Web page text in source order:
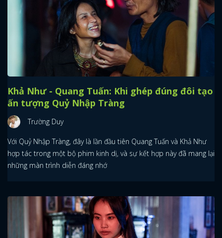
Khả Như - Quang Tuấn: Khi ghép đúng đôi tạo
ấn tượng Quỷ Nhập Tràng
Trường Duy
Với Quỷ Nhập Tràng, đây là lần đầu tiên Quang Tuấn và Khả Như
hợp tác trong một bộ phim kinh dị, và sự kết hợp này đã mang lại
những màn trình diễn đáng nhớ